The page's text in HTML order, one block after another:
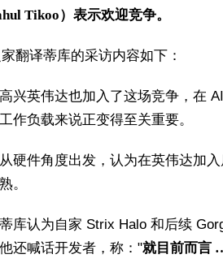
Tikoo）表示欢迎竞争。
翻译蒂库的采访内容如下：
兴英伟达也加入了这场竞争，在
作负载来说正变得至关重要。
硬件角度出发，认为在英伟达加
。
库认为自家 Strix Halo 和后续
还喊话开发者，称："就目前而言